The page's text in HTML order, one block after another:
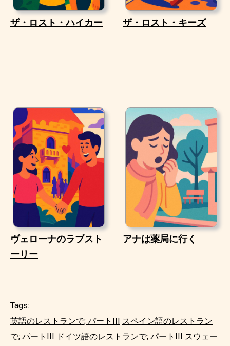
ザ・ロスト・ハイカー ザ・ロスト・キーズ
ヴェローナのラブスト
ーリー
アナは薬局に行く
Tags:
英語のレストランで; パートIII スペイン語のレストラン
で; パートIII ドイツ語のレストランで; パートIII スウェー